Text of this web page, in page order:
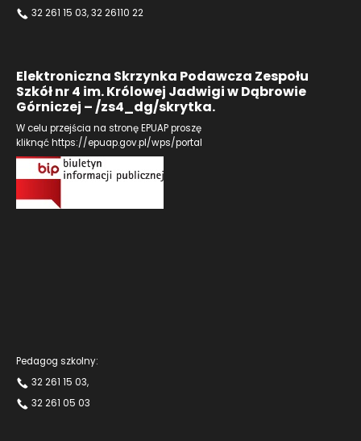
32 261 15 03, 32 26110 22
Elektroniczna Skrzynka Podawcza Zespołu
Szkół nr 4 im. Królowej Jadwigi w Dąbrowie
Górniczej – /zs4_dg/skrytka.
W celu przejścia na stronę EPUAP proszę
kliknąćhttps://epuap.gov.pl/wps/portal
Pedagog szkolny:
32 261 15 03,
32 261 05 03